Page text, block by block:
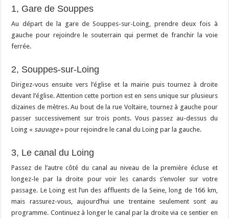
1, Gare de Souppes
Au départ de la gare de Souppes-sur-Loing, prendre deux fois à
gauche pour rejoindre le souterrain qui permet de franchir la voie
ferrée.
2, Souppes-sur-Loing
Dirigez-vous ensuite vers l’église et la mairie puis tournez à droite
devant l’église. Attention cette portion est en sens unique sur plusieurs
dizaines de mètres. Au bout de la rue Voltaire, tournez à gauche pour
passer successivement sur trois ponts. Vous passez au-dessus du
Loing « sauvage» pour rejoindre le canal du Loing par la gauche.
3, Le canal du Loing
Passez de l’autre côté du canal au niveau de la première écluse et
longez-le par la droite pour voir les canards s’envoler sur votre
passage. Le Loing est l’un des affluents de la Seine, long de 166 km,
mais rassurez-vous, aujourd’hui une trentaine seulement sont au
programme. Continuez à longer le canal par la droite via ce sentier en